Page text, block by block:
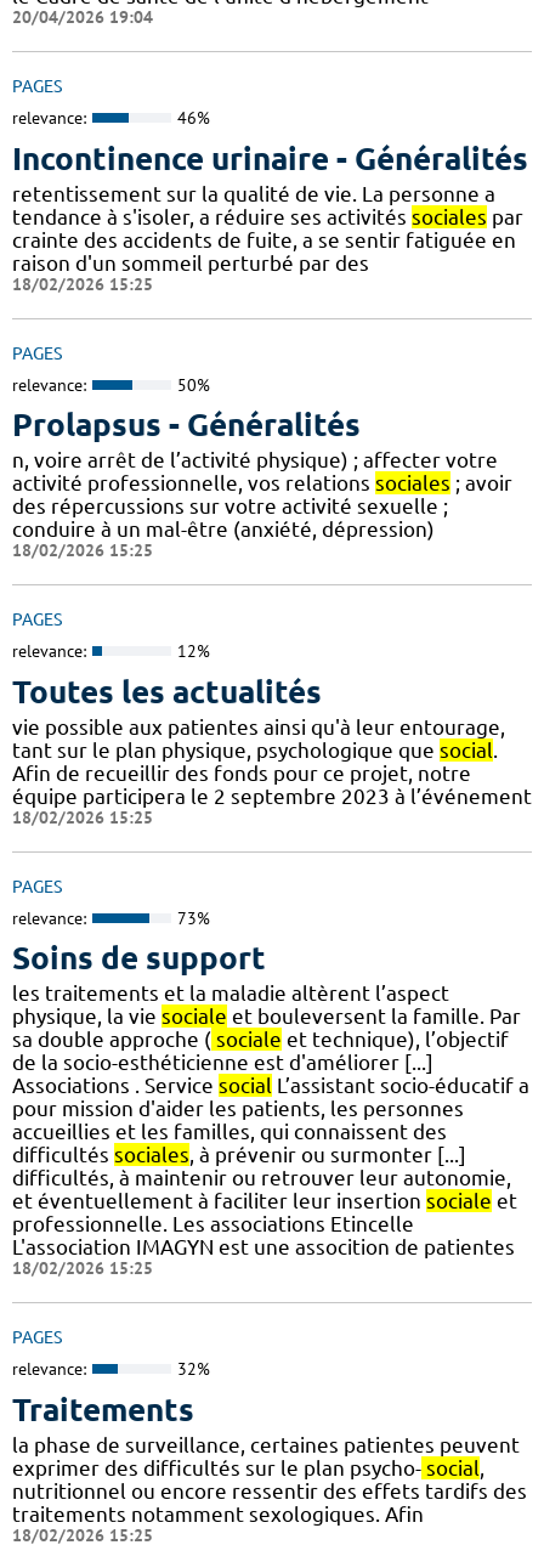
20/04/2026 19:04
PAGES
relevance: 46%
Incontinence urinaire - Généralités
retentissement sur la qualité de vie. La personne a
tendance à s'isoler, a réduire ses activités sociales par
crainte des accidents de fuite, a se sentir fatiguée en
raison d'un sommeil perturbé par des
18/02/2026 15:25
PAGES
relevance: 50%
Prolapsus - Généralités
n, voire arrêt de l’activité physique) ; affecter votre
activité professionnelle, vos relations sociales ; avoir
des répercussions sur votre activité sexuelle ;
conduire à un mal-être (anxiété, dépression)
18/02/2026 15:25
PAGES
relevance: 12%
Toutes les actualités
vie possible aux patientes ainsi qu'à leur entourage,
tant sur le plan physique, psychologique que social
Afin de recueillir des fonds pour ce projet, notre
équipe participera le 2 septembre 2023 à l’événement
18/02/2026 15:25
PAGES
relevance: 73%
Soins de support
les traitements et la maladie altèrent l’aspect
physique, la vie sociale et bouleversent la famille. Par
sa double approche ( sociale et technique), l’objectif
de la socio-esthéticienne est d'améliorer [...]
Associations . Service social L’assistant socio-éducatif a
pour mission d'aider les patients, les personnes
accueillies et les familles, qui connaissent des
difficultés sociales, à prévenir ou surmonter [...]
difficultés, à maintenir ou retrouver leur autonomie,
et éventuellement à faciliter leur insertion sociale et
professionnelle. Les associations Etincelle
L'association IMAGYN est une assocition de patientes
18/02/2026 15:25
PAGES
relevance: 32%
Traitements
la phase de surveillance, certaines patientes peuvent
exprimer des difficultés sur le plan psycho- social
nutritionnel ou encore ressentir des effets tardifs des
traitements notamment sexologiques. Afin
18/02/2026 15:25